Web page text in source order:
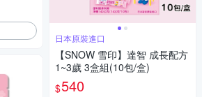
日本原裝進口
【SNOW 雪印】達智 成長配方
1~3歲 3盒組(10包/盒)
$540